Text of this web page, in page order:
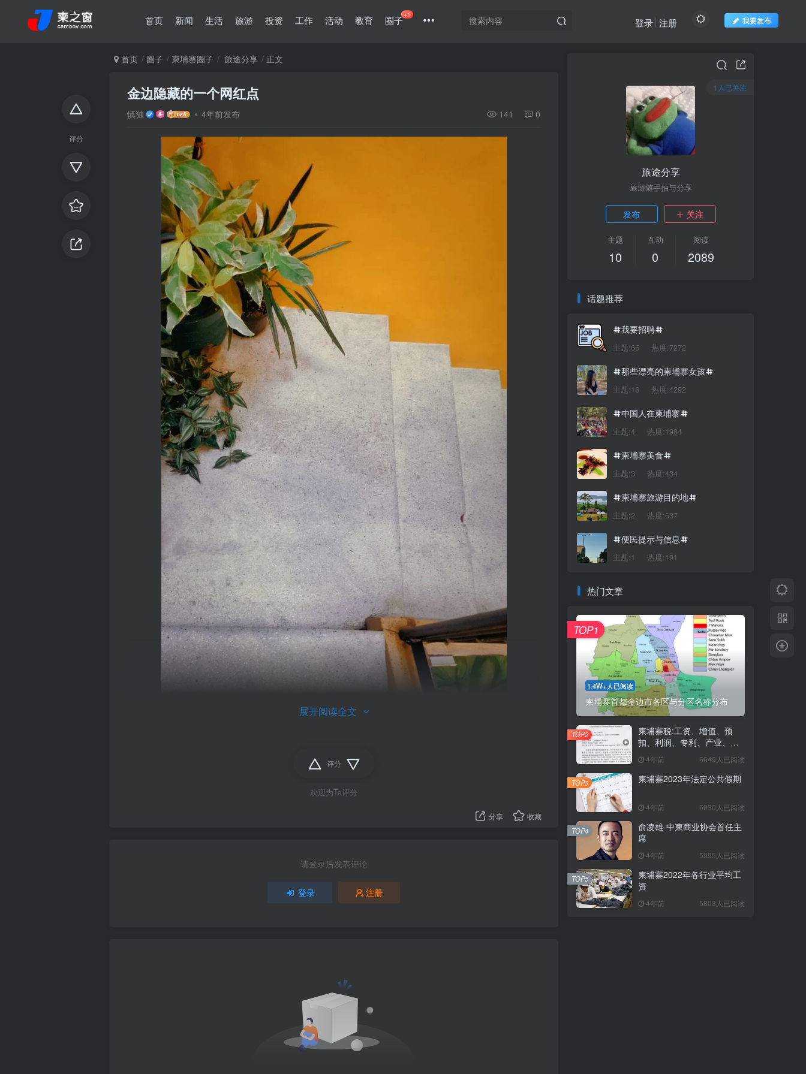
首页 新闻 生活 旅游 投资 工作 活动 教育 圈子+1
我要发布
登录 注册
评分
首页 圈子 柬埔寨圈子 旅途分享 正文
金边隐藏的一个网红点
慎独 4年前发布 141 0
展开阅读全文
评分
欢迎为Ta评分
分享 收藏
请登录后发表评论
登录 注册
1人已关注
旅途分享
旅游随手拍与分享
发布 关注
主题
10
互动
0
阅读
2089
1人已关注
旅途分享
旅游随手拍与分享
发布 关注
主题
10
互动
0
阅读
2089
话题推荐
我要招聘
主题:65 热度:7272
那些漂亮的柬埔寨女孩
主题:16 热度:4292
中国人在柬埔寨
主题:4 热度:1984
柬埔寨美食
主题:3 热度:434
柬埔寨旅游目的地
主题:2 热度:637
便民提示与信息
主题:1 热度:191
热门文章
1.4W+人已阅读
柬埔寨首都金边市各区与分区名称分布
TOP1
柬埔寨税:工资、增值、预
扣、利润、专利、产业、注
4年前 6649人已阅读
TOP2
柬埔寨2023年法定公共假期
4年前 6030人已阅读
TOP3
俞凌雄-中柬商业协会首任主
席
4年前 5995人已阅读
TOP4
柬埔寨2022年各行业平均工
资
4年前 5803人已阅读
TOP5